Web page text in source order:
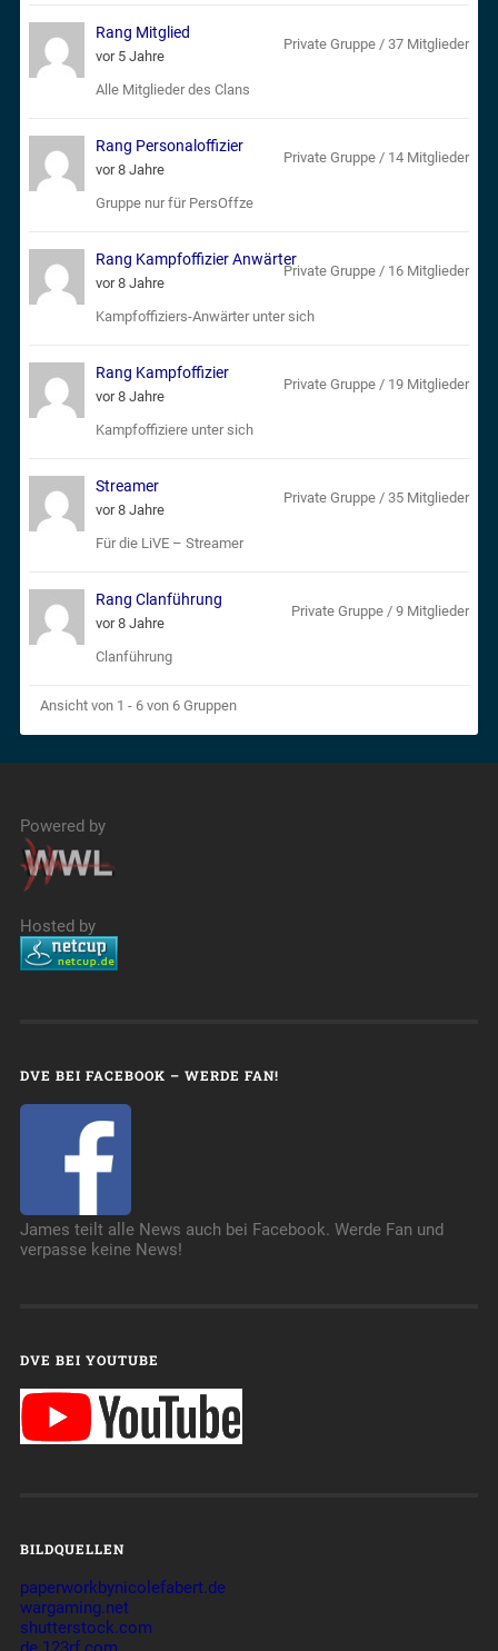
Gruppen
des
Mitglieds
Rang Mitglied
vor 5 Jahre
Alle Mitglieder des Clans
Private Gruppe / 37 Mitglieder
Rang Personaloffizier
vor 8 Jahre
Gruppe nur für PersOffze
Private Gruppe / 14 Mitglieder
Rang Kampfoffizier Anwärter
vor 8 Jahre
Kampfoffiziers-Anwärter unter sich
Private Gruppe / 16 Mitglieder
Rang Kampfoffizier
vor 8 Jahre
Kampfoffiziere unter sich
Private Gruppe / 19 Mitglieder
Streamer
vor 8 Jahre
Für die LiVE – Streamer
Private Gruppe / 35 Mitglieder
Rang Clanführung
vor 8 Jahre
Clanführung
Private Gruppe / 9 Mitglieder
Ansicht von 1 - 6 von 6 Gruppen
Powered by
Hosted by
DVE BEI FACEBOOK – WERDE FAN!
James teilt alle News auch bei Facebook. Werde Fan und
verpasse keine News!
DVE BEI YOUTUBE
BILDQUELLEN
paperworkbynicolefabert.de
wargaming.net
shutterstock.com